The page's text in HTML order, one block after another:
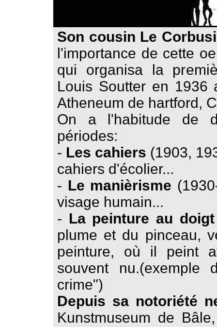
Son cousin Le
l'importance de cette
qui organisa la
Louis Soutter en 1936
Atheneum de hartford,
On a l'habitude de
périodes:
- Les cahiers (1903,
cahiers d'écolier...
- Le manièrisme
visage humain...
- La peinture au doigt
plume et du pinceau,
peinture, où il peint
souvent nu.(exemple
crime")
Depuis sa notoriété
Kunstmuseum de